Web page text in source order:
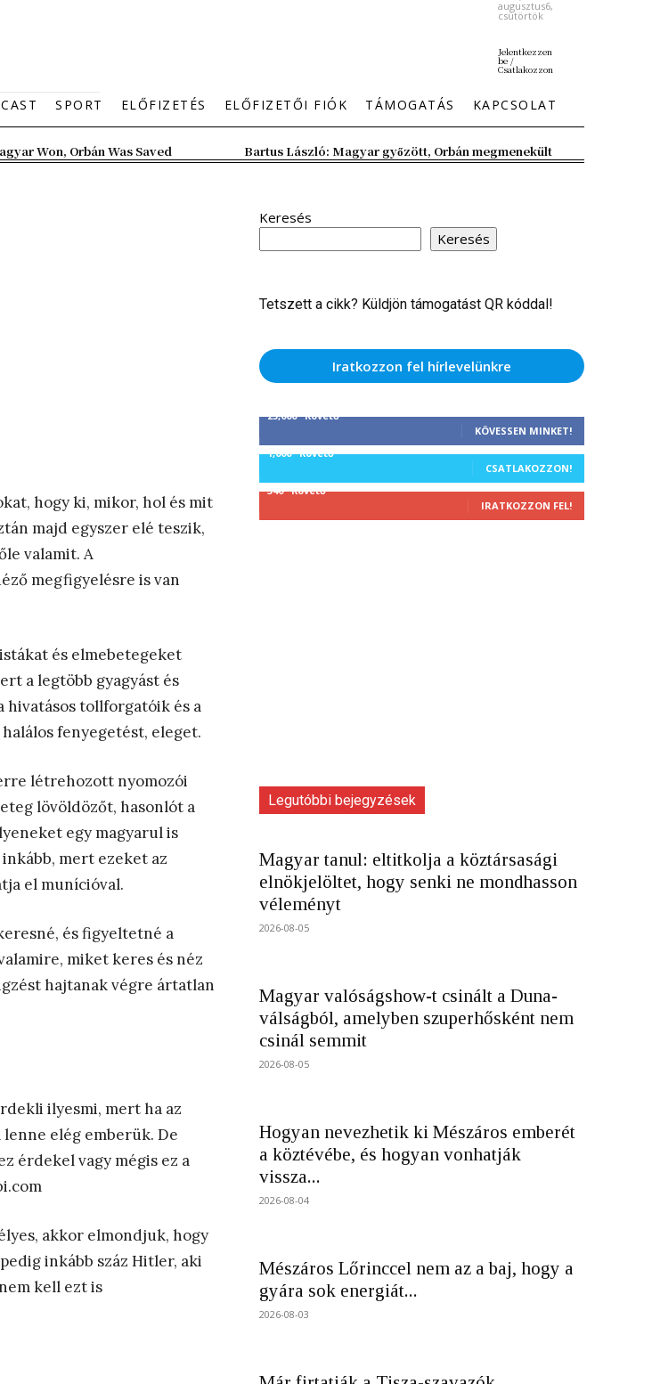
augusztus6,
csütörtök
Jelentkezzen
be /
Csatlakozzon
SPORT ELŐFIZETÉS ELŐFIZETŐI FIÓK TÁMOGATÁS KAPCSOLAT
Won, Orbán Was Saved Bartus László: Magyar győzött, Orbán megmenekült
hogy ki, mikor, hol és mit
majd egyszer elé teszik,
valamit. A
megfigyelésre is van
és elmebetegeket
a legtöbb gyagyást és
hivatásos tollforgatóik és a
fenyegetést, eleget.
létrehozott nyomozói
lövöldözőt, hasonlót a
egy magyarul is
mert ezeket az
el munícióval.
és figyeltetné a
miket keres és néz
hajtanak végre ártatlan
ilyesmi, mert ha az
elég emberük. De
érdekel vagy mégis ez a
akkor elmondjuk, hogy
inkább száz Hitler, aki
kell ezt is
Keresés
Keresés
Tetszett a cikk? Küldjön támogatást QR kóddal!
Iratkozzon fel hírlevelünkre
25,000 Követő
KÖVESSEN MINKET!
1,000 Követő
CSATLAKOZZON!
340 Követő
IRATKOZZON FEL!
Legutóbbi bejegyzések
Magyar tanul: eltitkolja a köztársasági
elnökjelöltet, hogy senki ne mondhasson
véleményt
2026-08-05
Magyar valóságshow-t csinált a Duna-
válságból, amelyben szuperhősként nem
csinál semmit
2026-08-05
Hogyan nevezhetik ki Mészáros emberét
a köztévébe, és hogyan vonhatják
vissza...
2026-08-04
Mészáros Lőrinccel nem az a baj, hogy a
gyára sok energiát...
2026-08-03